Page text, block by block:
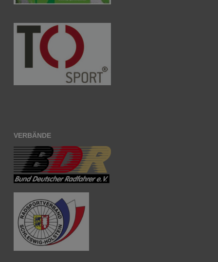
VERBÄNDE